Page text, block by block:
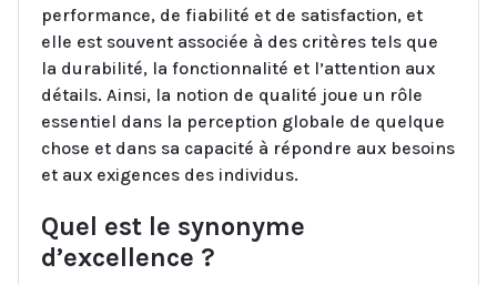
performance, de fiabilité et de satisfaction, et
elle est souvent associée à des critères tels que
la durabilité, la fonctionnalité et l’attention aux
détails. Ainsi, la notion de qualité joue un rôle
essentiel dans la perception globale de quelque
chose et dans sa capacité à répondre aux besoins
et aux exigences des individus.
Quel est le synonyme
d’excellence ?